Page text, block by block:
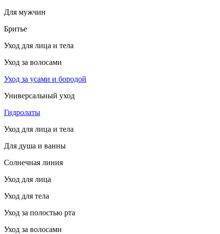
Для мужчин
Бритье
Уход для лица и тела
Уход за волосами
Уход за усами и бородой
Универсальный уход
Гидролаты
Уход для лица и тела
Для душа и ванны
Солнечная линия
Уход для лица
Уход для тела
Уход за полостью рта
Уход за волосами